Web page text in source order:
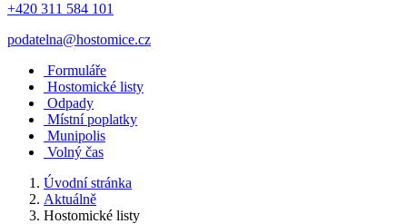
+420 311 584 101
podatelna@hostomice.cz
Formuláře
Hostomické listy
Odpady
Místní poplatky
Munipolis
Volný čas
Úvodní stránka
Aktuálně
Hostomické listy